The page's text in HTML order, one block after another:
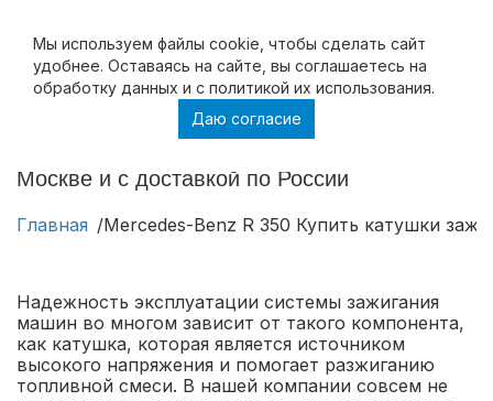
Мы используем файлы cookie, чтобы cделать сайт
удобнее. Оставаясь на сайте, вы соглашаетесь на
обработку данных и с политикой их использования.
Даю согласие
Mercedes-Benz R 350 Купить катушки
Москве и с доставкой по России
Главная Mercedes-Benz R 350 Купить катушки
Надежность эксплуатации системы зажигания
машин во многом зависит от такого компонента,
как катушка, которая является источником
высокого напряжения и помогает разжиганию
топливной смеси. В нашей компании совсем не